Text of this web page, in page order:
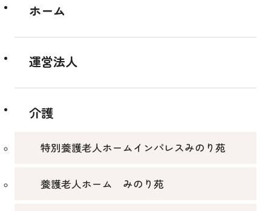
ホーム
運営法人
介護
特別養護老人ホームインパレスみのり苑
養護老人ホーム みのり苑